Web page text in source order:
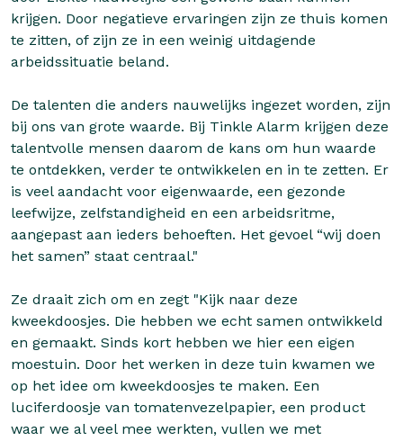
krijgen. Door negatieve ervaringen zijn ze thuis komen
te zitten, of zijn ze in een weinig uitdagende
arbeidssituatie beland.
De talenten die anders nauwelijks ingezet worden, zijn
bij ons van grote waarde. Bij Tinkle Alarm krijgen deze
talentvolle mensen daarom de kans om hun waarde
te ontdekken, verder te ontwikkelen en in te zetten. Er
is veel aandacht voor eigenwaarde, een gezonde
leefwijze, zelfstandigheid en een arbeidsritme,
aangepast aan ieders behoeften. Het gevoel “wij doen
het samen” staat centraal."
Ze draait zich om en zegt "Kijk naar deze
kweekdoosjes. Die hebben we echt samen ontwikkeld
en gemaakt. Sinds kort hebben we hier een eigen
moestuin. Door het werken in deze tuin kwamen we
op het idee om kweekdoosjes te maken. Een
luciferdoosje van tomatenvezelpapier, een product
waar we al veel mee werkten, vullen we met